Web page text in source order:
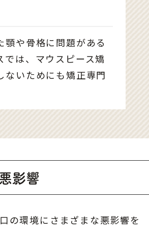
や骨格に問題がある
は、マウスピース矯
ないためにも矯正専門
影響
の環境にさまざまな悪影響を